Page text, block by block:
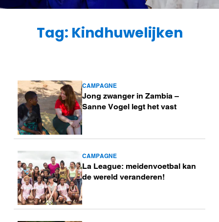
Tag: Kindhuwelijken
CAMPAGNE
Jong zwanger in Zambia –
Sanne Vogel legt het vast
Lees
meer
CAMPAGNE
La League: meidenvoetbal kan
de wereld veranderen!
Lees
meer